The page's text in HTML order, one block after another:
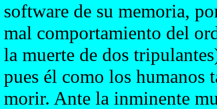
software de su memoria,
mal comportamiento del
la muerte de dos
pues él como los humanos
morir. Ante la inminente